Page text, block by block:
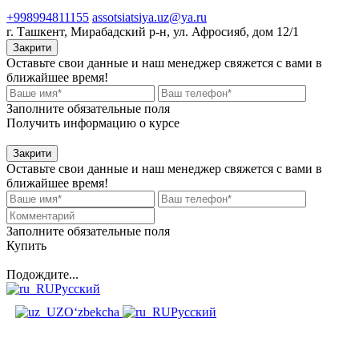
+998994811155 assotsiatsiya.uz@ya.ru
г. Ташкент, Мирабадский р-н, ул. Афросияб, дом 12/1
Закрити
Оставьте свои данные и наш менеджер свяжется с вами в
ближайшее время!
Заполните обязательные поля
Получить информацию о курсе
Закрити
Оставьте свои данные и наш менеджер свяжется с вами в
ближайшее время!
Заполните обязательные поля
Купить
Подождите...
Русский
O‘zbekcha
Русский